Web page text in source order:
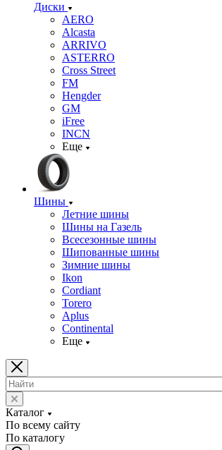
Диски
AERO
Alcasta
ARRIVO
ASTERRO
Cross Street
FM
Hengder
GM
iFree
INCN
Еще
Шины
Летние шины
Шины на Газель
Всесезонные шины
Шипованные шины
Зимние шины
Ikon
Cordiant
Torero
Aplus
Continental
Еще
Каталог
По всему сайту
По каталогу